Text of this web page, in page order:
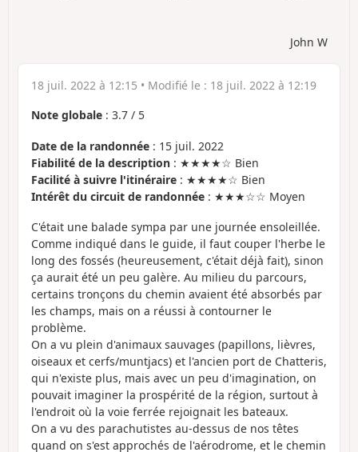
John W
18 juil. 2022 à 12:15 • Modifié le : 18 juil. 2022 à 12:19
Note globale : 3.7 / 5
Date de la randonnée : 15 juil. 2022
Fiabilité de la description : ★★★★☆ Bien
Facilité à suivre l'itinéraire : ★★★★☆ Bien
Intérêt du circuit de randonnée : ★★★☆☆ Moyen
C'était une balade sympa par une journée ensoleillée.
Comme indiqué dans le guide, il faut couper l'herbe le
long des fossés (heureusement, c'était déjà fait), sinon
ça aurait été un peu galère. Au milieu du parcours,
certains tronçons du chemin avaient été absorbés par
les champs, mais on a réussi à contourner le
problème.
On a vu plein d'animaux sauvages (papillons, lièvres,
oiseaux et cerfs/muntjacs) et l'ancien port de Chatteris,
qui n'existe plus, mais avec un peu d'imagination, on
pouvait imaginer la prospérité de la région, surtout à
l'endroit où la voie ferrée rejoignait les bateaux.
On a vu des parachutistes au-dessus de nos têtes
quand on s'est approchés de l'aérodrome, et le chemin